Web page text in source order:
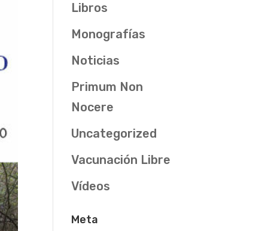
Libros
Monografías
Noticias
Primum Non
Nocere
Uncategorized
Vacunación Libre
Vídeos
Meta